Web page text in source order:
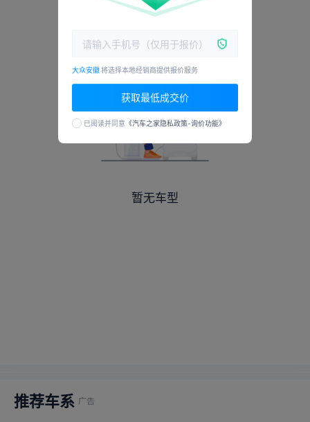
暂无车型
推荐车系
大众安徽将选择本地经销商提供报价服务
获取最低成交价
已阅读并同意 《汽车之家隐私政策-询价功能》